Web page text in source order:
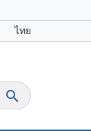
ไทย